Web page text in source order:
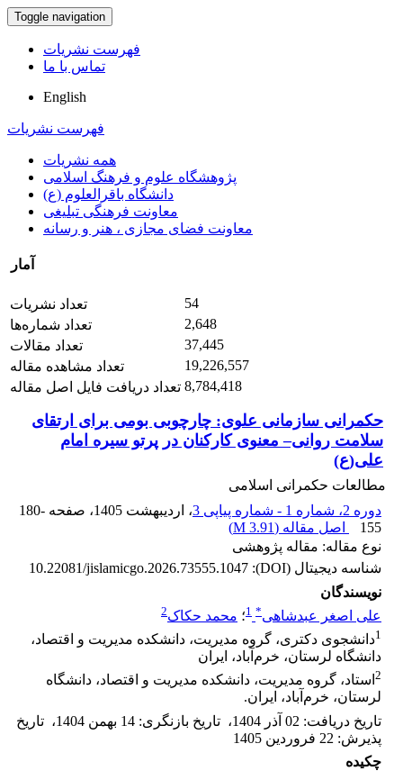
Toggle navigation
فهرست نشریات
تماس با ما
English
فهرست نشریات
همه نشریات
پژوهشگاه علوم و فرهنگ اسلامی
دانشگاه باقرالعلوم (ع)
معاونت فرهنگی تبلیغی
معاونت فضای مجازی ، هنر و رسانه
آمار
تعداد نشریات
54
تعداد شماره‌ها
2,648
تعداد مقالات
37,445
تعداد مشاهده مقاله
19,226,557
تعداد دریافت فایل اصل مقاله 8,784,418
حکمرانی سازمانی علوی: چارچوبی بومی برای ارتقای
سلامت روانی– معنوی کارکنان در پرتو سیره امام
علی(ع)
مطالعات حکمرانی اسلامی
دوره 2، شماره 1 - شماره پیاپی 3
، اردیبهشت 1405 ، صفحه 180-
155
اصل مقاله (3.91 M
)
نوع مقاله: مقاله پژوهشی
شناسه دیجیتال (DOI):
10.22081/jislamicgo.2026.73555.1047
نویسندگان
علی اصغر عبدشاهی*
1؛ محمد حکاک2
1دانشجوی دکتری، گروه مدیریت، دانشکده مدیریت و اقتصاد،
دانشگاه لرستان، خرم‌آباد، ایران
2 استاد، گروه مدیریت، دانشکده مدیریت و اقتصاد، دانشگاه
لرستان، خرم‌آباد، ایران.
تاریخ دریافت: 02 آذر 1404 ، تاریخ بازنگری: 14 بهمن 1404 ، تاریخ
پذیرش: 22 فروردین 1405
چکیده